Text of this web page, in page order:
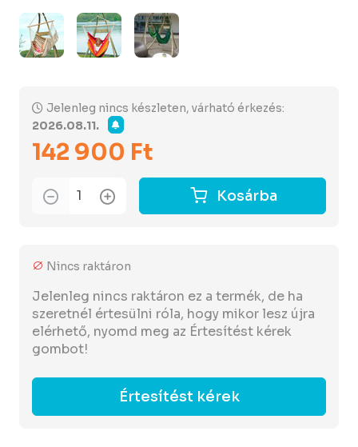
Jelenleg nincs készleten, várható érkezés:
2026.08.11.
142 900 Ft
Kosárba
Nincs raktáron
Jelenleg nincs raktáron ez a termék, de ha
szeretnél értesülni róla, hogy mikor lesz újra
elérhető, nyomd meg az Értesítést kérek
gombot!
Értesítést kérek